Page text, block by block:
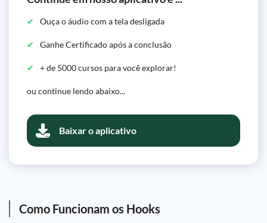
Ouça o áudio com a tela desligada
Ganhe Certificado após a conclusão
+ de 5000 cursos para você explorar!
ou continue lendo abaixo...
Baixar o aplicativo
Como Funcionam os Hooks